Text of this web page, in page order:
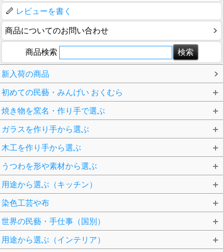
レビューを書く
商品についてのお問い合わせ
商品検索
新入荷の商品
初めての民藝・みんげい おくむら
焼き物を窯名・作り手で選ぶ
ガラスを作り手から選ぶ
木工を作り手から選ぶ
うつわを形や素材から選ぶ
用途から選ぶ（キッチン）
染色工芸や布
世界の民藝・手仕事（国別）
用途から選ぶ（インテリア）